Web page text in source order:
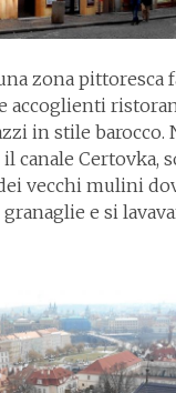
zona pittoresca
accoglienti
in stile barocco.
canale Certovka,
vecchi mulini
e si